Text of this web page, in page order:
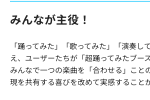
みんなが主役！
「踊ってみた」「歌ってみた」「演奏し
え、ユーザーたちが「超踊ってみたブー
みんなで一つの楽曲を「合わせる」こと
現を共有する喜びを改めて実感すること